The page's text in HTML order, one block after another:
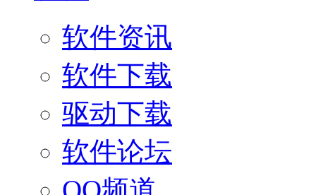
软件资讯
软件下载
驱动下载
软件论坛